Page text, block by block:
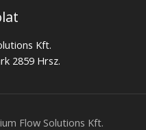
Kft.
2859 Hrsz.
Flow Solutions Kft.